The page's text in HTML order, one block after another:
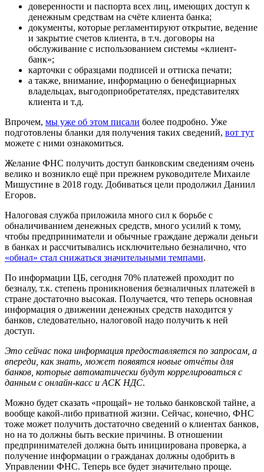
доверенности и паспорта всех лиц, имеющих доступ к
денежным средствам на счёте клиента банка;
документы, которые регламентируют открытие, ведение
и закрытие счетов клиента, в т.ч. договоры на
обслуживание с использованием системы «клиент-
банк»;
карточки с образцами подписей и оттиска печати;
а также, внимание, информацию о бенефициарных
владельцах, выгодоприобретателях, представителях
клиента и т.д.
Впрочем, мы уже об этом писали более подробно. Уже
подготовлены бланки для получения таких сведений, вот тут
можете с ними ознакомиться.
Желание ФНС получить доступ банковским сведениям очень
велико и возникло ещё при прежнем руководителе Михаиле
Мишустине в 2018 году. Добиваться цели продолжил Даниил
Егоров.
Налоговая служба приложила много сил к борьбе с
обналичиванием денежных средств, много усилий к тому,
чтобы предприниматели и обычные граждане держали деньги
в банках и рассчитывались исключительно безналично, что
«обнал» стал снижаться значительными темпами.
По информации ЦБ, сегодня 70% платежей проходит по
безналу, т.к. степень проникновения безналичных платежей в
стране достаточно высокая. Получается, что теперь основная
информация о движении денежных средств находится у
банков, следовательно, налоговой надо получить к ней
доступ.
Это сейчас пока информация предоставляется по запросам, а
впереди, как знать, может появятся новые отчёты для
банков, которые автоматически будут коррелироваться с
данным с онлайн-касс и АСК НДС.
Можно будет сказать «прощай» не только банковской тайне, а
вообще какой-либо приватной жизни. Сейчас, конечно, ФНС
тоже может получить достаточно сведений о клиентах банков,
но на то должны быть веские причины. В отношении
предпринимателей должна быть инициирована проверка, а
получение информации о гражданах должны одобрить в
Управлении ФНС. Теперь все будет значительно проще.